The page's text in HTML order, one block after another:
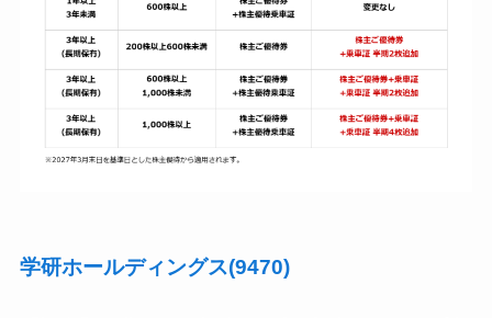
学研ホールディングス(9470)